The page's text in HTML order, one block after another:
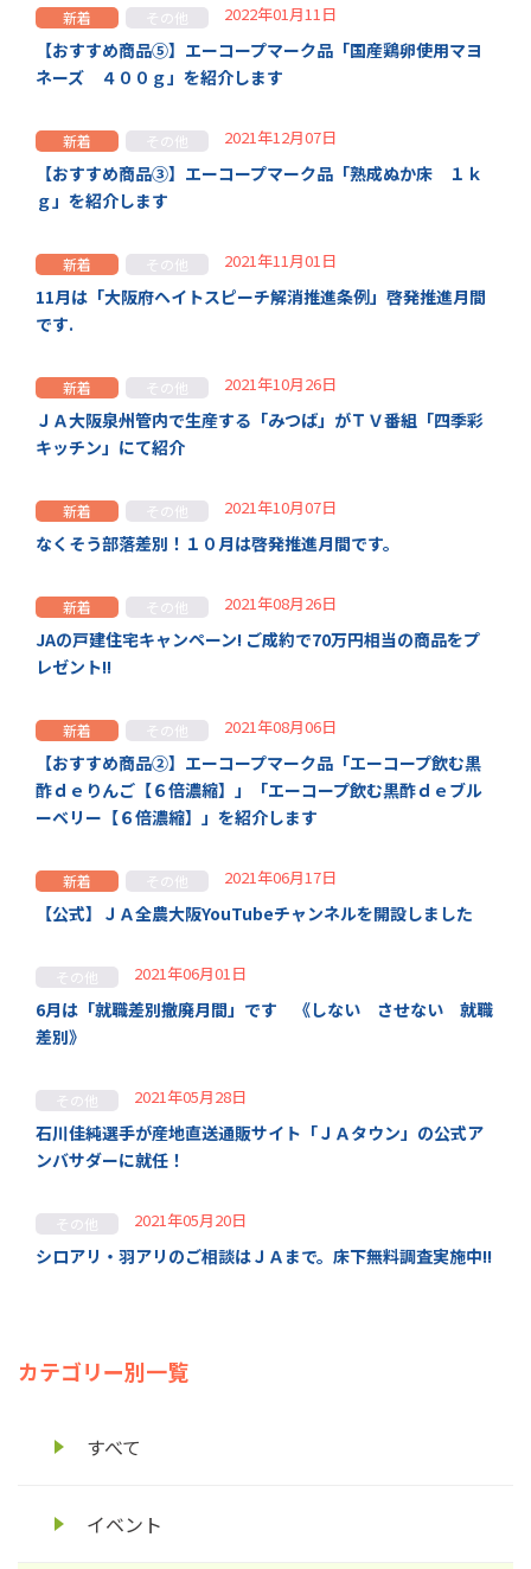
新着 その他 2022年01月11日
【おすすめ商品⑤】エーコープマーク品「国産鶏卵使用マヨ
ネーズ ４００ｇ」を紹介します
新着 その他 2021年12月07日
【おすすめ商品③】エーコープマーク品「熟成ぬか床 １ｋ
ｇ」を紹介します
新着 その他 2021年11月01日
11月は「大阪府ヘイトスピーチ解消推進条例」啓発推進月間
です.
新着 その他 2021年10月26日
ＪＡ大阪泉州管内で生産する「みつば」がＴＶ番組「四季彩
キッチン」にて紹介
新着 その他 2021年10月07日
なくそう部落差別！１０月は啓発推進月間です。
新着 その他 2021年08月26日
JAの戸建住宅キャンペーン! ご成約で70万円相当の商品をプ
レゼント!!
新着 その他 2021年08月06日
【おすすめ商品②】エーコープマーク品「エーコープ飲む黒
酢ｄｅりんご【６倍濃縮】」「エーコープ飲む黒酢ｄｅブル
ーベリー【６倍濃縮】」を紹介します
新着 その他 2021年06月17日
【公式】ＪＡ全農大阪YouTubeチャンネルを開設しました
その他 2021年06月01日
6月は「就職差別撤廃月間」です 《しない させない 就職
差別》
その他 2021年05月28日
石川佳純選手が産地直送通販サイト「ＪＡタウン」の公式ア
ンバサダーに就任！
その他 2021年05月20日
シロアリ・羽アリのご相談はＪＡまで。床下無料調査実施中!!
カテゴリー別一覧
すべて
イベント